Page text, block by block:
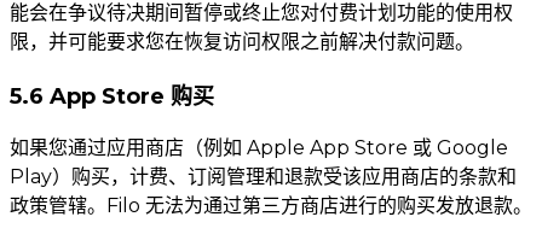
能会在争议待决期间暂停或终止您对付费计划功能的使用权
限，并可能要求您在恢复访问权限之前解决付款问题。
5.6 App Store 购买
如果您通过应用商店（例如 Apple App Store 或 Google
Play）购买，计费、订阅管理和退款受该应用商店的条款和
政策管辖。Filo 无法为通过第三方商店进行的购买发放退款。